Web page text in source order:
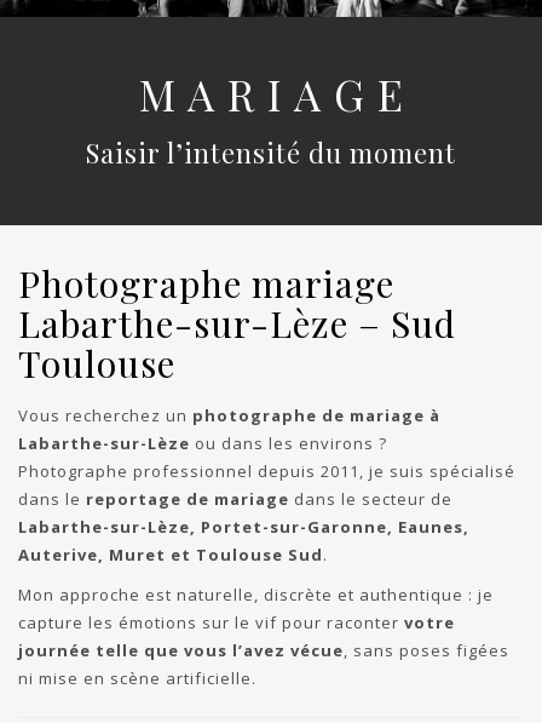
M A R I A G E
Saisir l’intensité du moment
Photographe mariage
Labarthe-sur-Lèze – Sud
Toulouse
Vous recherchez un photographe de mariage à
Labarthe-sur-Lèze ou dans les environs ?
Photographe professionnel depuis 2011, je suis spécialisé
dans le reportage de mariage dans le secteur de
Labarthe-sur-Lèze, Portet-sur-Garonne, Eaunes,
Auterive, Muret et Toulouse Sud.
Mon approche est naturelle, discrète et authentique : je
capture les émotions sur le vif pour raconter votre
journée telle que vous l’avez vécue, sans poses figées
ni mise en scène artificielle.